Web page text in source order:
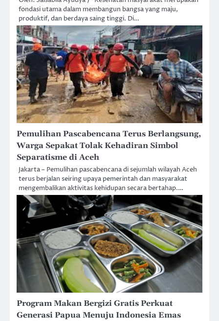
fondasi utama dalam membangun bangsa yang maju,
produktif, dan berdaya saing tinggi. Di…
Pemulihan Pascabencana Terus Berlangsung,
Warga Sepakat Tolak Kehadiran Simbol
Separatisme di Aceh
Jakarta – Pemulihan pascabencana di sejumlah wilayah Aceh
terus berjalan seiring upaya pemerintah dan masyarakat
mengembalikan aktivitas kehidupan secara bertahap.…
Program Makan Bergizi Gratis Perkuat
Generasi Papua Menuju Indonesia Emas